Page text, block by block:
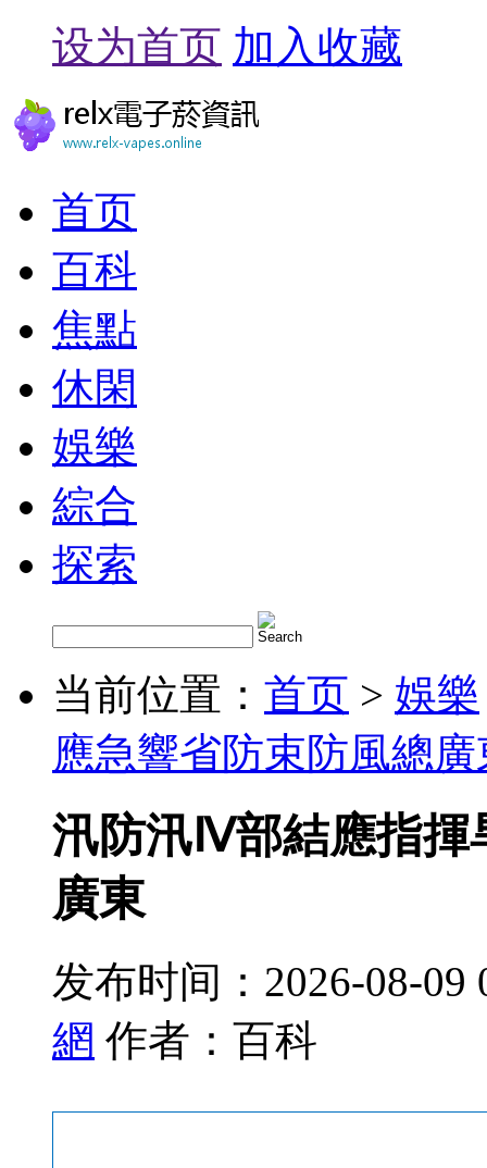
设为首页 加入收藏
首页
百科
焦點
休閑
娛樂
綜合
探索
当前位置： 首页 > 娛樂
應急響省防束防風總廣
汛防汛Ⅳ部結應指揮
廣東
发布时间：2026-08-09
網 作者：百科